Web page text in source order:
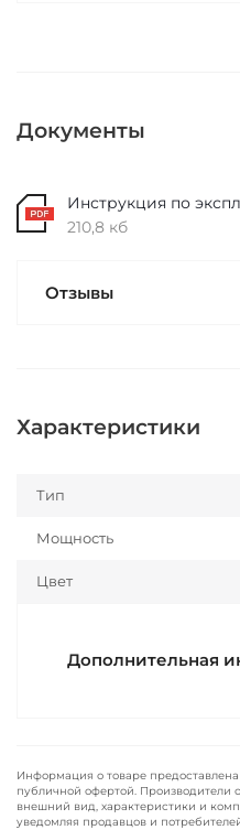
Документы
Инструкция по
210,8 кб
Отзывы
Характеристики
Тип
Мощность
Цвет
Дополнительная
Информация о товаре
публичной офертой. Производители
внешний вид, характеристики и
уведомляя продавцов и